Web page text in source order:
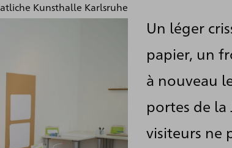
Kunsthalle Karlsruhe
Un léger
papier, un
à nouveau
portes de la
visiteurs ne